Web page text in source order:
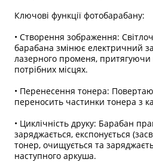
Ключові функції фотобарабану:
• Створення зображення:
барабана змінює електричний
лазерного променя, притягуючи
потрібних місцях.
• Перенесення тонера:
переносить частинки тонера з
• Циклічність друку: Барабан
заряджається, експонується
тонер, очищується та
наступного аркуша.